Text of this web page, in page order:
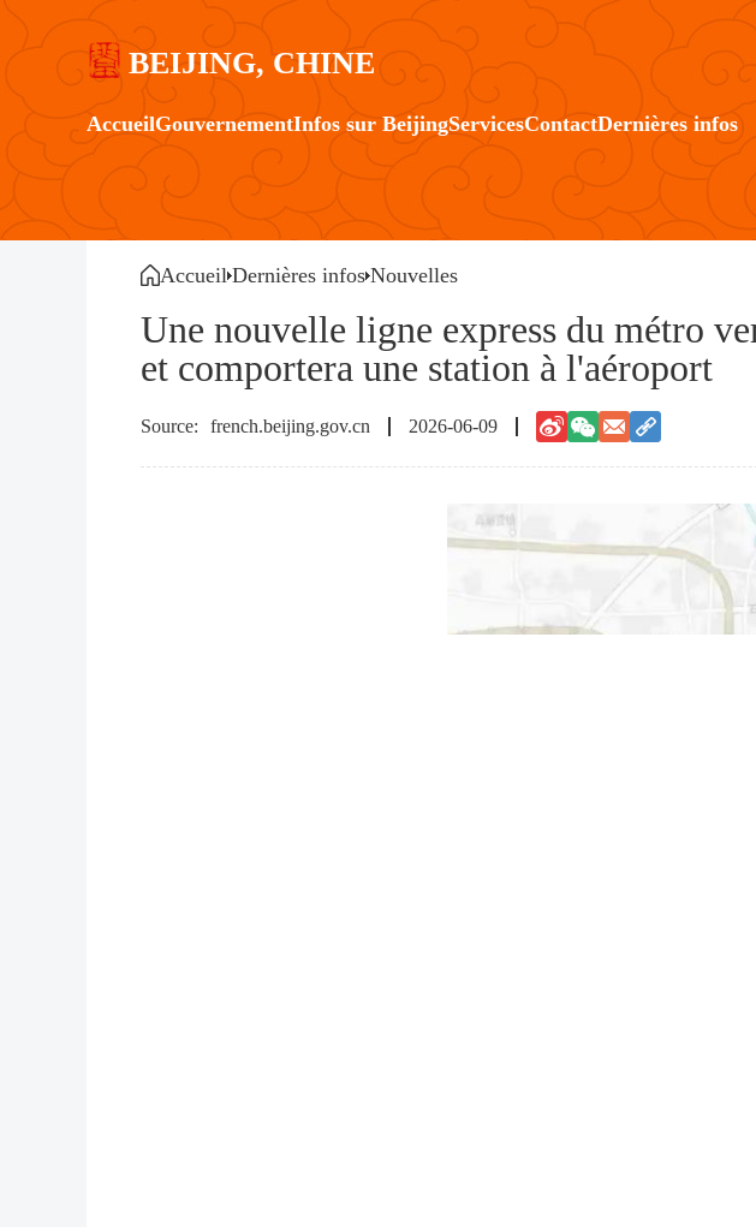
BEIJING, CHINE
AccueilGouvernementInfos sur BeijingServicesContactDernières infos
Accueil Dernières infos Nouvelles
Une nouvelle ligne express du métro
et comportera une station à l'aéroport
french.beijing.gov.cn 2026-06-09